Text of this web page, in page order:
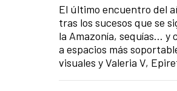
El último encuentro del
tras los sucesos que se
la Amazonía, sequías… y
a espacios más
visuales y Valeria V,